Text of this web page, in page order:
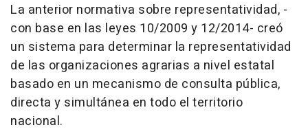
La anterior normativa sobre representatividad, -
con base en las leyes 10/2009 y 12/2014- creó
un sistema para determinar la representatividad
de las organizaciones agrarias a nivel estatal
basado en un mecanismo de consulta pública,
directa y simultánea en todo el territorio
nacional.